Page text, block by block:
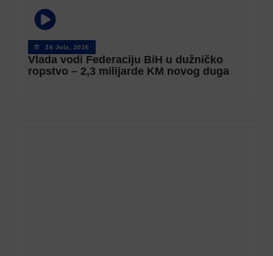
26 Jula, 2026
Vlada vodi Federaciju BiH u dužničko
ropstvo – 2,3 milijarde KM novog duga